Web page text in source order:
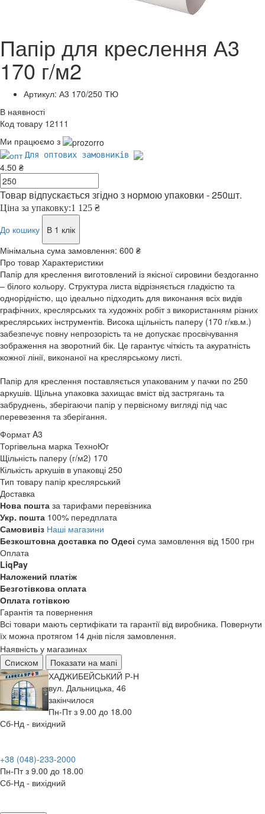
Папір для креслення А3
170 г/м2
Артикул: А3 170/250 ТЮ
В наявності
Код товару 12111
Ми працюємо з
Для оптових замовників
4.50 ₴
Товар відпускається згідно з нормою упаковки - 250шт.
Ціна за упаковку:1 125 ₴
До кошику
В 1 клік
Мінімальна сума замовлення: 600 ₴
Про товар Характеристики
Папір для креслення виготовлений із якісної сировини бездоганно
– білого кольору. Структура листа відрізняється гладкістю та
однорідністю, що ідеально підходить для виконання всіх видів
графічних, креслярських та художніх робіт з використанням різних
креслярських інструментів. Висока щільність паперу (170 г/кв.м.)
забезпечує повну непрозорість та не допускає просвічування
зображення на зворотний бік. Це гарантує чіткість та акуратність
кожної лінії, виконаної на креслярському листі.
Папір для креслення поставляється упакованим у пачки по 250
аркушів. Щільна упаковка захищає вміст від застрягань та
забруднень, зберігаючи папір у первісному вигляді під час
перевезення та зберігання.
Формат A3
Торгівельна марка ТехноЮг
Щільність паперу (г/м2) 170
Кількість аркушів в упаковці 250
Тип товару папір креслярський
Доставка
Нова пошта за тарифами перевізника
Укр. пошта 100% передплата
Самовивіз Наші магазини
Безкоштовна доставка по Одесі сума замовлення від 1500 грн
Оплата
LiqPay
Наложений платіж
Безготівкова оплата
Оплата готівкою
Гарантія та повернення
Всі товари мають сертифікати та гарантії від виробника. Повернути
їх можна протягом 14 днів після замовлення.
Наявність у магазинах
Списком
Показати на мапі
ХАДЖИБЕЙСЬКИЙ Р-Н
вул. Дальницька, 46
закінчилося
Пн-Пт з 9.00 до 18.00
Сб-Нд - вихідний
+38 (048)-233-2000
Пн-Пт з 9.00 до 18.00
Сб-Нд - вихідний